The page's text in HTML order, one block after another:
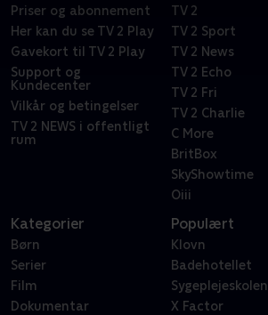
Priser og abonnement
Her kan du se TV 2 Play
Gavekort til TV 2 Play
Support og
Kundecenter
Vilkår og betingelser
TV 2 NEWS i offentligt
rum
TV 2
TV 2 Sport
TV 2 News
TV 2 Echo
TV 2 Fri
TV 2 Charlie
C More
BritBox
SkyShowtime
Oiii
Kategorier
Børn
Serier
Film
Dokumentar
Populært
Klovn
Badehotellet
Sygeplejeskolen
X Factor